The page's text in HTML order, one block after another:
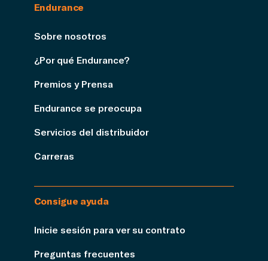
Endurance
Sobre nosotros
¿Por qué Endurance?
Premios y Prensa
Endurance se preocupa
Servicios del distribuidor
Carreras
Consigue ayuda
Inicie sesión para ver su contrato
Preguntas frecuentes